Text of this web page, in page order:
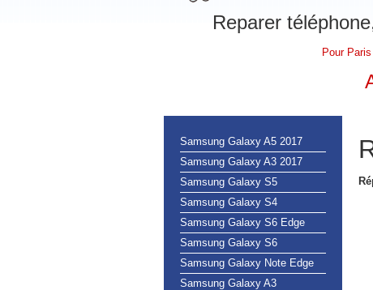
Reparer
Pour
Samsung Galaxy A5 2017
Samsung Galaxy A3 2017
Samsung Galaxy S5
Samsung Galaxy S4
Samsung Galaxy S6 Edge
Samsung Galaxy S6
Samsung Galaxy Note Edge
Samsung Galaxy A3